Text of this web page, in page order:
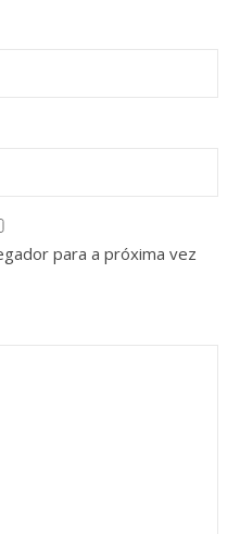
para a próxima vez